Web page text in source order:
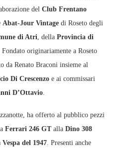
del Club Frentano
Abat‑Jour Vintage di Roseto degli
di Atri, della Provincia di
Fondato originariamente a Roseto
da Renato Braconi insieme al
Di Crescenzo e ai commissari
D’Ottavio.
ha offerto al pubblico pezzi
Ferrari 246 GTalla Dino 308
Vespa del 1947. Presenti anche